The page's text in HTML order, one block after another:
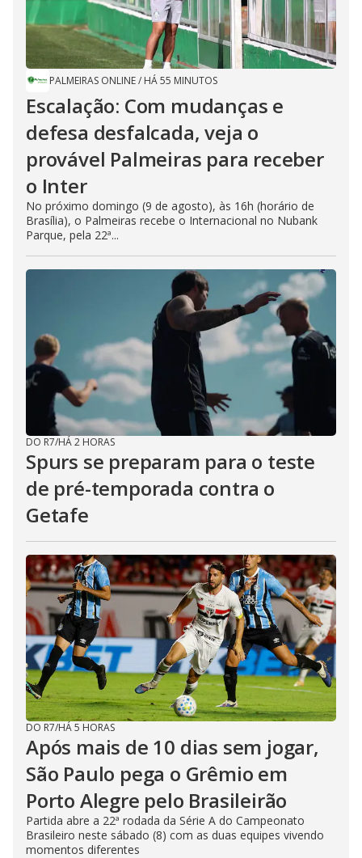
PALMEIRAS ONLINE/ HÁ 55 MINUTOS
Escalação: Com mudanças e
defesa desfalcada, veja o
provável Palmeiras para receber
o Inter
No próximo domingo (9 de agosto), às 16h (horário de
Brasília), o Palmeiras recebe o Internacional no Nubank
Parque, pela 22ª...
DO R7/HÁ 2 HORAS
Spurs se preparam para o teste
de pré-temporada contra o
Getafe
DO R7/HÁ 5 HORAS
Após mais de 10 dias sem jogar,
São Paulo pega o Grêmio em
Porto Alegre pelo Brasileirão
Partida abre a 22ª rodada da Série A do Campeonato
Brasileiro neste sábado (8) com as duas equipes vivendo
momentos diferentes